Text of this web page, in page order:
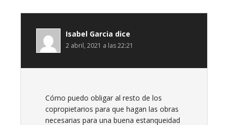
Isabel Garcia dice
2 abril, 2021 a las 22:21
Cómo puedo obligar al resto de los
copropietarios para que hagan las obras
necesarias para una buena estanqueidad